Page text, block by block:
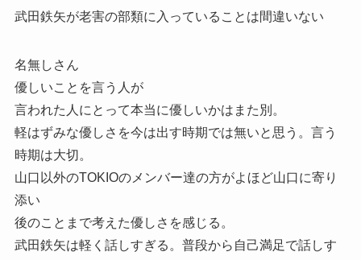
武田鉄矢が老害の部類に入っていることは間違いない
名無しさん
優しいことを言う人が
言われた人にとって本当に優しいかはまた別。
軽はずみな優しさを今は出す時期では無いと思う。言う
時期は大切。
山口以外のTOKIOのメンバー達の方がよほど山口に寄り
添い
後のことまで考えた優しさを感じる。
武田鉄矢は軽く話しすぎる。普段から自己満足で話しす